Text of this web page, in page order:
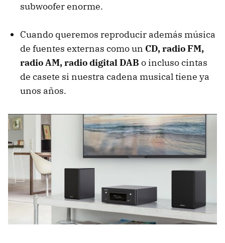
subwoofer enorme.
Cuando queremos reproducir además música
de fuentes externas como un CD, radio FM,
radio AM, radio digital DAB o incluso cintas
de casete si nuestra cadena musical tiene ya
unos años.